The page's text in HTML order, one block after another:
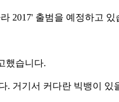
2017' 출범을 예정하고 있
했습니다.
. 거기서 커다란 빅뱅이 있